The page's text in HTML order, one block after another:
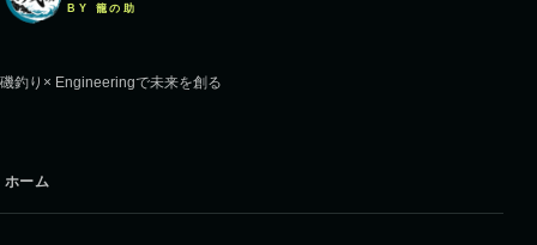
BY 籠の助
磯釣り× Engineeringで未来を創る
ホーム